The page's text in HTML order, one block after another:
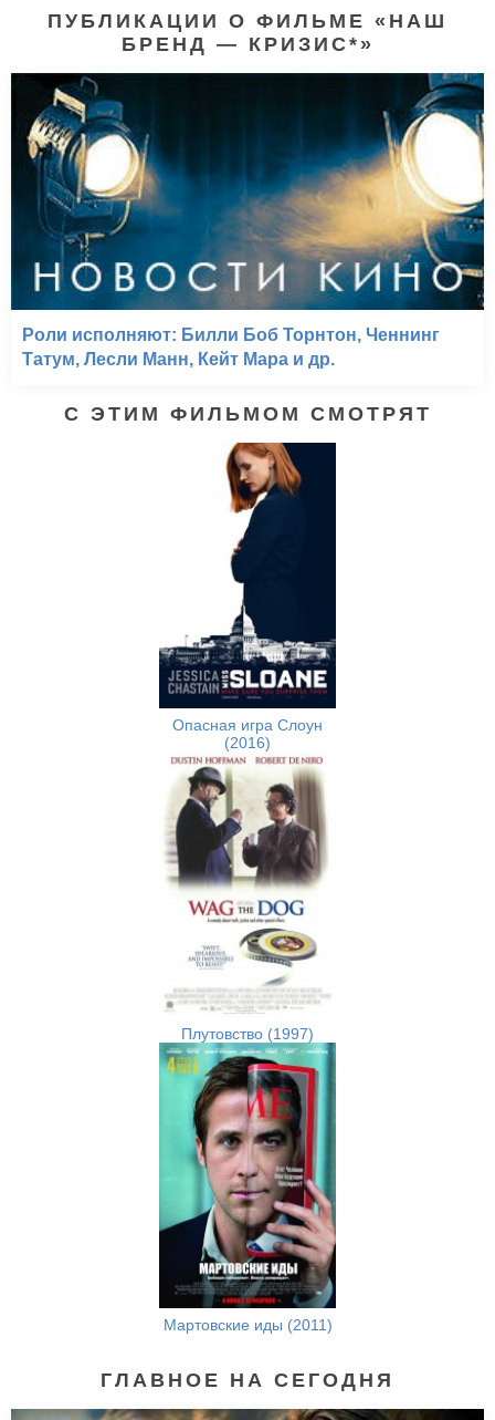
ПУБЛИКАЦИИ О ФИЛЬМЕ «НАШ
БРЕНД — КРИЗИС*»
Роли исполняют: Билли Боб Торнтон, Ченнинг
Татум, Лесли Манн, Кейт Мара и др.
С ЭТИМ ФИЛЬМОМ СМОТРЯТ
Опасная игра Слоун
(2016)
Плутовство (1997)
Мартовские иды (2011)
ГЛАВНОЕ НА СЕГОДНЯ